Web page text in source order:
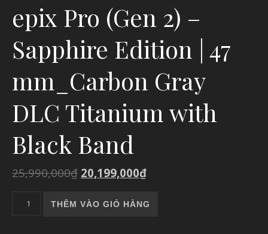
epix Pro (Gen 2) –
Sapphire Edition | 47
mm_Carbon Gray
DLC Titanium with
Black Band
25,990,000₫ 20,199,000₫
epix Pro (Gen 2) – Sapphire Edition | 47 mm_Carbon Gray
THÊM VÀO GIỎ HÀNG